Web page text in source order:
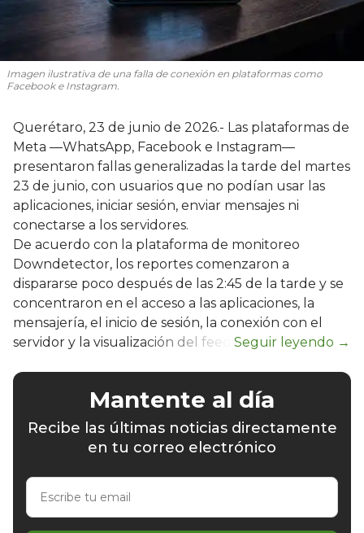
Imagen ilustrativa de una falla de conexión en plataformas como
Facebook e Instagram.
Querétaro, 23 de junio de 2026.- Las plataformas de
Meta —WhatsApp, Facebook e Instagram—
presentaron fallas generalizadas la tarde del martes
23 de junio, con usuarios que no podían usar las
aplicaciones, iniciar sesión, enviar mensajes ni
conectarse a los servidores.
De acuerdo con la plataforma de monitoreo
Downdetector, los reportes comenzaron a
dispararse poco después de las 2:45 de la tarde y se
concentraron en el acceso a las aplicaciones, la
mensajería, el inicio de sesión, la conexión con el
servidor y la visualización del feed.
Mantente al día
Recibe las últimas noticias directamente
en tu correo electrónico
Escribe
email